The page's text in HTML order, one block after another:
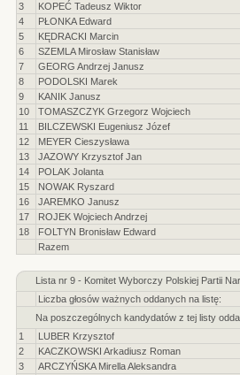
3
KOPEĆ Tadeusz Wiktor
4
PŁONKA Edward
5
KĘDRACKI Marcin
6
SZEMLA Mirosław Stanisław
7
GEORG Andrzej Janusz
8
PODOLSKI Marek
9
KANIK Janusz
10
TOMASZCZYK Grzegorz Wojciech
11
BILCZEWSKI Eugeniusz Józef
12
MEYER Cieszysława
13
JAZOWY Krzysztof Jan
14
POLAK Jolanta
15
NOWAK Ryszard
16
JAREMKO Janusz
17
ROJEK Wojciech Andrzej
18
FOLTYN Bronisław Edward
Razem
Lista nr 9 - Komitet Wyborczy Polskiej Partii
Liczba głosów ważnych oddanych na listę:
Na poszczególnych kandydatów z tej listy
1
LUBER Krzysztof
2
KACZKOWSKI Arkadiusz Roman
3
ARCZYŃSKA Mirella Aleksandra